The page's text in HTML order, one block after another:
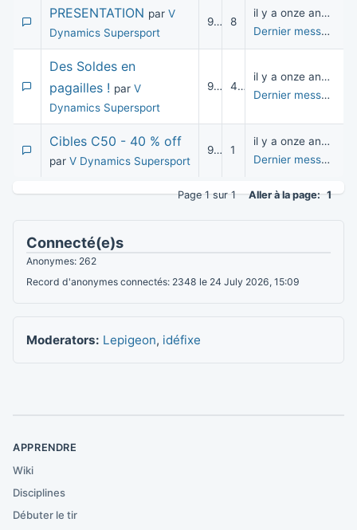
PRESENTATION par V
Dynamics Supersport
9 002 8
il y a onze années
Dernier message
Des Soldes en
pagailles ! par V
Dynamics Supersport
9 474 4
il y a onze années
Dernier message
Cibles C50 - 40 % off
par V Dynamics Supersport
9 177 1
il y a onze années
Dernier message
Page 1 sur 1Aller à la page: 1
Connecté(e)s
Anonymes: 262
Record d'anonymes connectés: 2348 le 24 July 2026, 15:09
Moderators: Lepigeon, idéfixe
APPRENDRE
Wiki
Disciplines
Débuter le tir